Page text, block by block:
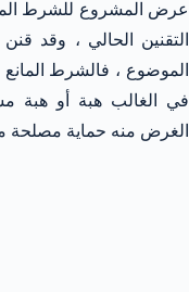
عرض المشروع للشرط
التقنين الحالي ، وقد
الموضوع ، فالشرط
في الغالب هبة أو هبة
الغرض منه حماية